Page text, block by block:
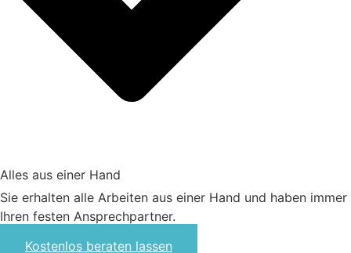
Alles aus einer Hand​
Sie erhalten alle Arbeiten aus einer Hand und haben immer
Ihren festen Ansprechpartner.​
Kostenlos beraten lassen